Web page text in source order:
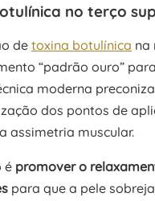
no terço
de toxina botulínica na
“padrão ouro”
moderna
dos pontos de
assimetria muscular.
é promover o
para que a pele